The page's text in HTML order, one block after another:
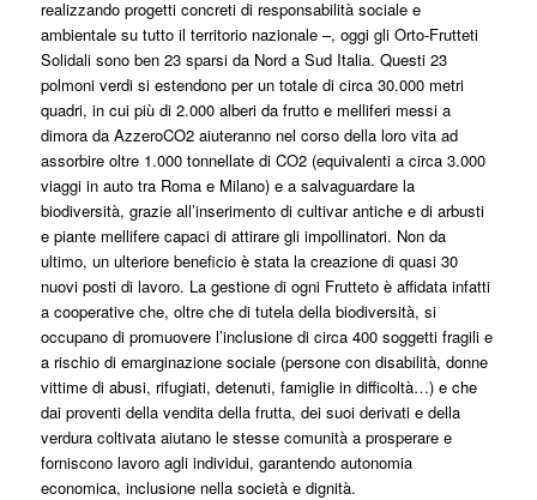
realizzando progetti concreti di responsabilità sociale e
ambientale su tutto il territorio nazionale –, oggi gli Orto-Frutteti
Solidali sono ben 23 sparsi da Nord a Sud Italia. Questi 23
polmoni verdi si estendono per un totale di circa 30.000 metri
quadri, in cui più di 2.000 alberi da frutto e melliferi messi a
dimora da AzzeroCO2 aiuteranno nel corso della loro vita ad
assorbire oltre 1.000 tonnellate di CO2 (equivalenti a circa 3.000
viaggi in auto tra Roma e Milano) e a salvaguardare la
biodiversità, grazie all’inserimento di cultivar antiche e di arbusti
e piante mellifere capaci di attirare gli impollinatori. Non da
ultimo, un ulteriore beneficio è stata la creazione di quasi 30
nuovi posti di lavoro. La gestione di ogni Frutteto è affidata infatti
a cooperative che, oltre che di tutela della biodiversità, si
occupano di promuovere l’inclusione di circa 400 soggetti fragili e
a rischio di emarginazione sociale (persone con disabilità, donne
vittime di abusi, rifugiati, detenuti, famiglie in difficoltà…) e che
dai proventi della vendita della frutta, dei suoi derivati e della
verdura coltivata aiutano le stesse comunità a prosperare e
forniscono lavoro agli individui, garantendo autonomia
economica, inclusione nella società e dignità.